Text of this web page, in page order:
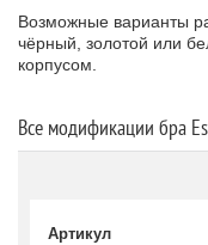
Возможные варианты
чёрный, золотой или
корпусом.
Все модификации бра
Артикул